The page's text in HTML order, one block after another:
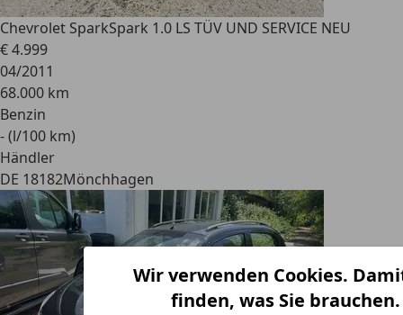
Chevrolet SparkSpark 1.0 LS TÜV UND SERVICE NEU
€ 4.999
04/2011
68.000 km
Benzin
- (l/100 km)
Händler
DE 18182Mönchhagen
Wir verwenden Cookies.
finden, was Sie brauchen.